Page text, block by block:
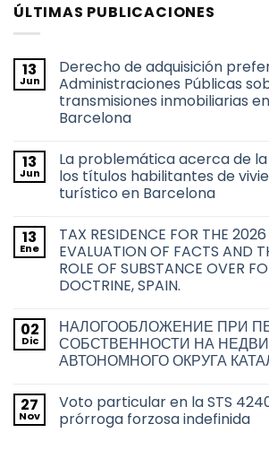
ÚLTIMAS PUBLICACIONES
13
Jun
Derecho de adquisición
Administraciones Públicas
transmisiones inmobiliarias
Barcelona
comentarios
en
Derecho
de
de
las
Administraciones
Públicas
sobre
las
en
la
ciudad
de
Barcelona
13
Jun
La problemática acerca de
los títulos habilitantes de
turístico en Barcelona
comentarios
en
La
problemática
acerca
de
de
los
títulos
habilitantes
de
uso
turístico
en
13
Ene
TAX RESIDENCE FOR THE
EVALUATION OF FACTS AND
ROLE OF SUBSTANCE OVER
DOCTRINE, SPAIN.
comentarios
en
TAX
RESIDENCE
2026
TAX
YEAR:
EVALUATION
02
Dic
НАЛОГООБЛОЖЕНИЕ ПРИ
СОБСТВЕННОСТИ НА
АВТОНОМНОГО ОКРУГА
comentarios
en
НАЛОГООБЛОЖЕНИЕ
27
Nov
Voto particular en la STS
prórroga forzosa indefinida